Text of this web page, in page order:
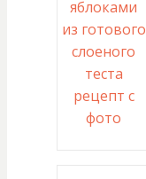
яблоками
из готового
слоеного
теста
рецепт с
фото